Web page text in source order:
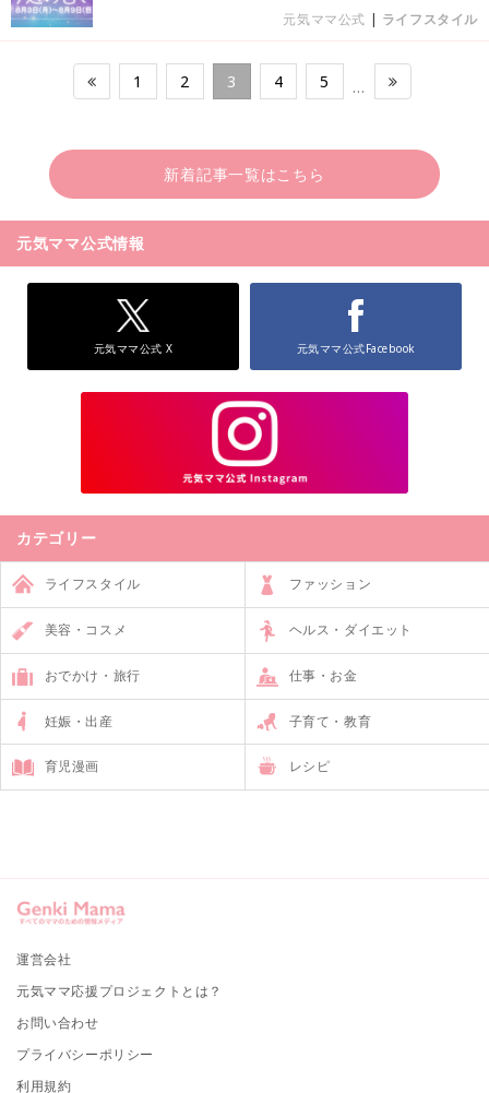
元気ママ公式 | ライフスタイル
1 2 3 4 5 …
新着記事一覧はこちら
元気ママ公式情報
元気ママ公式 X 元気ママ公式Facebook
カテゴリー
ライフスタイル ファッション
美容・コスメ ヘルス・ダイエット
おでかけ・旅行 仕事・お金
妊娠・出産 子育て・教育
育児漫画 レシピ
運営会社
元気ママ応援プロジェクトとは？
お問い合わせ
プライバシーポリシー
利用規約